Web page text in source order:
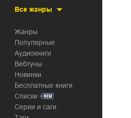
Все жанры
Жанры
Популярные
Аудиокниги
Вебтуны
Новинки
Бесплатные книги
Списки
Серии и саги